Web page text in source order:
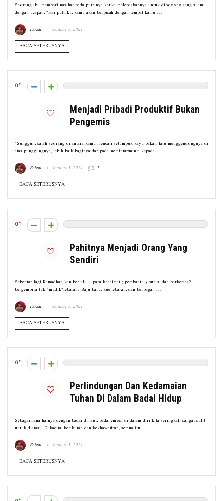
Seorang ibu memberi nasihat pada putrinya ketika melepaskannya untuk diboyong sang suami
dengan ucapan, "Hai putriku, kamu akan berpisah dengan tempat kamu ...
Faizal
Januari 5, 2021
BACA SETERUSNYA
0
Menjadi Pribadi Produktif Bukan
Pengemis
"Sungguh, salah seorang di antara kamu mencari setumpuk kayu bakar, lalu menggendongnya di
atas punggungnya, lebih baik baginya daripada meminta¬minta kepada ...
Faizal
Januari 5, 2021 1
BACA SETERUSNYA
0
Pahitnya Menjadi Orang Yang
Sendiri
Sebentar lagi Ramadhan kan berlalu...para khadimat ( pembantu ) pun sudah berkemas2,
bergembira tuk "mudik"lebaran. Baju baru, kue lebaran, dan berbagai ...
Faizal
Januari 5, 2021
BACA SETERUSNYA
0
Perlindungan Dan Kedamaian
Tuhan Di Dalam Badai Hidup
Sebagaimana halnya dengan badai di laut, badai emosi di dalam diri kita seringkali sangat sulit
untuk diatasi. Dukacita, ketakutan dan kekhawatiran, semua itu ...
Faizal
Januari 5, 2021
BACA SETERUSNYA